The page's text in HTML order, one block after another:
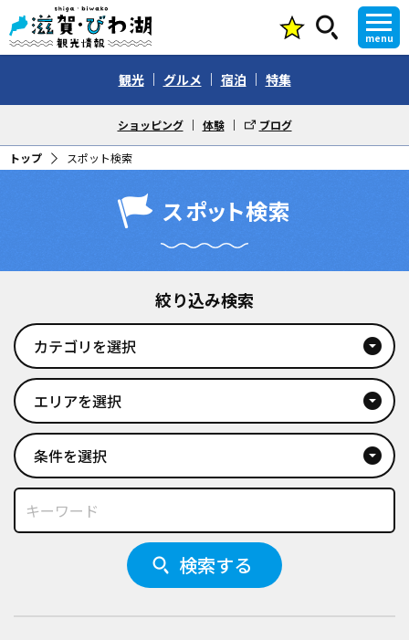
menu
観光 グルメ 宿泊 特集
ショッピング 体験 ブログ
トップ スポット検索
スポット検索
絞り込み検索
カテゴリを選択 arrow_drop_down_circle
エリアを選択 arrow_drop_down_circle
条件を選択 arrow_drop_down_circle
検索する